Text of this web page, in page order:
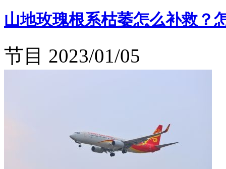
山地玫瑰根系枯萎怎么补救？
节目 2023/01/05